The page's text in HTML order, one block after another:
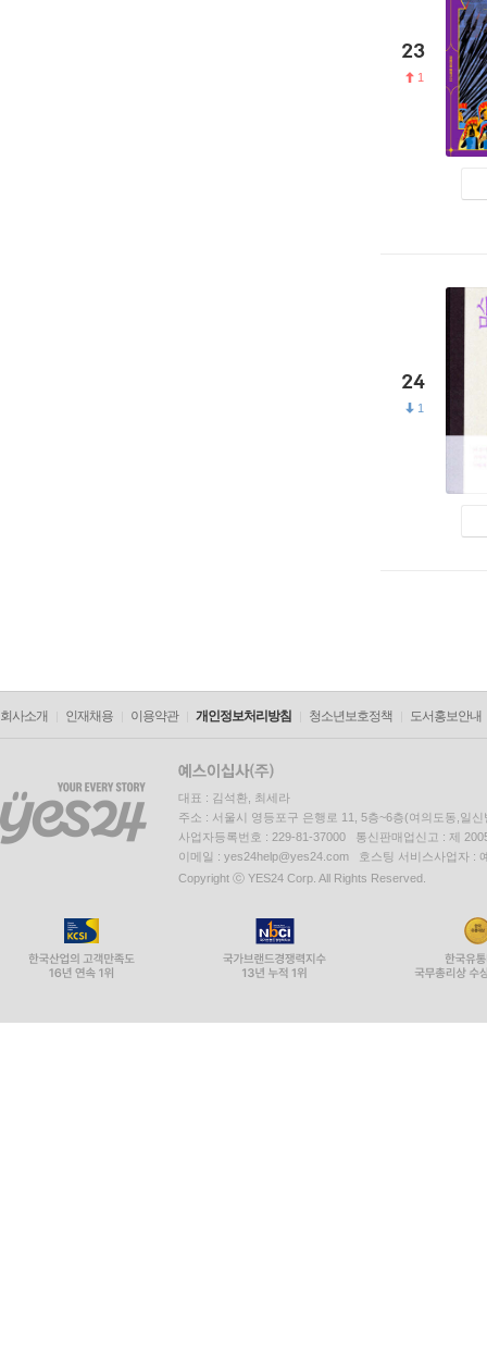
23
1
24
1
회사소개 인재채용 이용약관 개인정보처리방침 청소년보호정책 도서홍보안내
대표 : 김석환, 최세라
주소 : 서울시 영등포구 은행로 11, 5층~6층(여의도동,일신
사업자등록번호 : 229-81-37000 통신판매업신고 : 제
이메일 : yes24help@yes24.com 호스팅 서비스사업자 :
Copyright ⓒ YES24 Corp. All Rights Reserved.